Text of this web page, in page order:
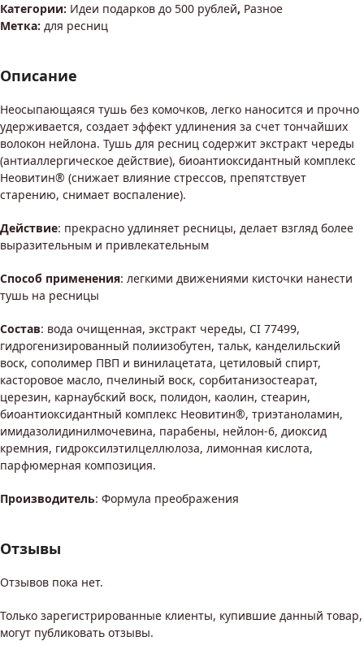
Категории: Идеи подарков до 500 рублей, Разное
Метка: для ресниц
Описание
Неосыпающаяся тушь без комочков, легко наносится и прочно
удерживается, создает эффект удлинения за счет тончайших
волокон нейлона. Тушь для ресниц содержит экстракт череды
(антиаллергическое действие), биоантиоксидантный комплекс
Неовитин® (снижает влияние стрессов, препятствует
старению, снимает воспаление).
Действие: прекрасно удлиняет ресницы, делает взгляд более
выразительным и привлекательным
Способ применения: легкими движениями кисточки нанести
тушь на ресницы
Состав: вода очищенная, экстракт череды, CI 77499,
гидрогенизированный полиизобутен, тальк, канделильский
воск, сополимер ПВП и винилацетата, цетиловый спирт,
касторовое масло, пчелиный воск, сорбитанизостеарат,
церезин, карнаубский воск, полидон, каолин, стеарин,
биоантиоксидантный комплекс Неовитин®, триэтаноламин,
имидазолидинилмочевина, парабены, нейлон-6, диоксид
кремния, гидроксилэтилцеллюлоза, лимонная кислота,
парфюмерная композиция.
Производитель: Формула преображения
Отзывы
Отзывов пока нет.
Только зарегистрированные клиенты, купившие данный товар,
могут публиковать отзывы.